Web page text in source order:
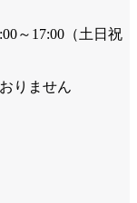
～17:00（土日祝
りません